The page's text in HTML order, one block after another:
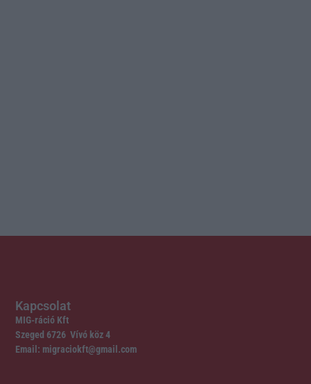
Kapcsolat
MIG-ráció Kft
Szeged 6726 Vívó köz 4
Email: migraciokft@gmail.com